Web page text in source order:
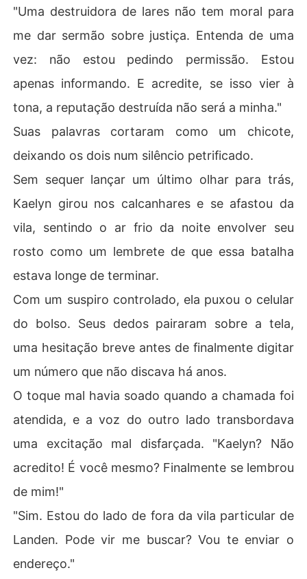
"Uma destruidora de lares não tem moral para
me dar sermão sobre justiça. Entenda de uma
vez: não estou pedindo permissão. Estou
apenas informando. E acredite, se isso vier à
tona, a reputação destruída não será a minha."
Suas palavras cortaram como um chicote,
deixando os dois num silêncio petrificado.
Sem sequer lançar um último olhar para trás,
Kaelyn girou nos calcanhares e se afastou da
vila, sentindo o ar frio da noite envolver seu
rosto como um lembrete de que essa batalha
estava longe de terminar.
Com um suspiro controlado, ela puxou o celular
do bolso. Seus dedos pairaram sobre a tela,
uma hesitação breve antes de finalmente digitar
um número que não discava há anos.
O toque mal havia soado quando a chamada foi
atendida, e a voz do outro lado transbordava
uma excitação mal disfarçada. "Kaelyn? Não
acredito! É você mesmo? Finalmente se lembrou
de mim!"
"Sim. Estou do lado de fora da vila particular de
Landen. Pode vir me buscar? Vou te enviar o
endereço."